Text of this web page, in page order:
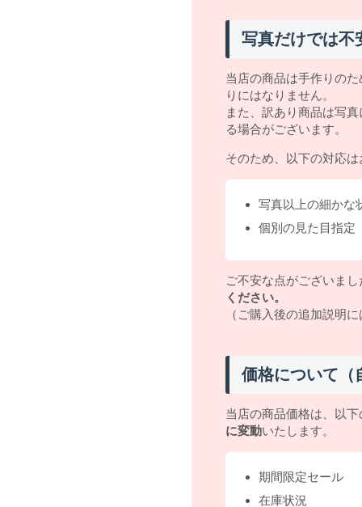
写真だけでは不
当店の商品は手作りの
りにはなりません。
また、訳あり商品は写
る場合がございます。
そのため、以下の対応
写真以上の細かな
個別の見た目指定
ご不安な点がございまし
ください。
（ご購入後の追加説明
価格について（
当店の商品価格は、以
に変動いたします。
期間限定セール
在庫状況